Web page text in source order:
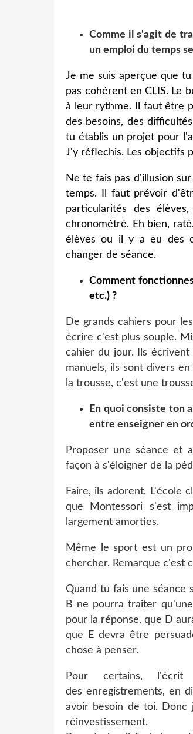
Comme il s'agit de
un emploi du temps
Je me suis aperçue que
pas cohérent en CLIS. Le
à leur rythme. Il faut être
des besoins, des
tu établis un projet pour
J'y réflechis. Les objectifs
Ne te fais pas d'illusion
temps. Il faut prévoir
particularités des
chronométré. Eh bien,
élèves ou il y a eu des
changer de séance.
Comment
etc.) ?
De grands cahiers pour
écrire c'est plus souple.
cahier du jour. Ils écrivent
manuels, ils sont divers
la trousse, c'est une
En quoi consiste ton
entre enseigner en
Proposer une séance et
façon à s'éloigner de la
Faire, ils adorent. L'école
que Montessori s'est
largement amorties.
Même le sport est un
chercher. Remarque c'est
Quand tu fais une séance
B ne pourra traiter
pour la réponse, que D
que E devra être
chose à penser.
Pour certains,
des enregistrements, en
avoir besoin de toi. Donc
réinvestissement.